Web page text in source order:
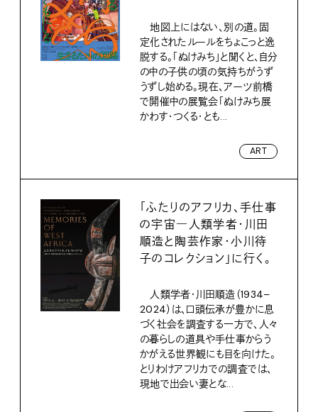
地図上にはない、別の道。固
定化されたルールをちょこっと逸
脱する。「ぬけみち」と聞くと、自分
の中の子供の頃の気持ちがうず
うずし始める。現在、アーツ前橋
で開催中の展覧会「ぬけみち展
かわす・つくる・とも...
ART
「ふたりのアフリカ、手仕事
の宇宙―人類学者・川田
順造と陶芸作家・小川待
子のコレクション」に行く。
人類学者・川田順造（1934–
2024）は、口頭伝承が豊かに息
づく社会を調査する一方で、人々
の暮らしの道具や手仕事からう
かがえる世界観にも目を向けた。
とりわけアフリカでの調査では、
現地で出会い妻とな...